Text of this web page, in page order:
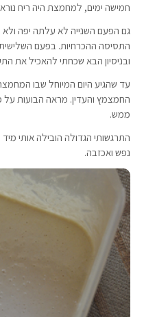
חמישה ימים, למחמצת היה ריח
גם הפעם השנייה לא עלתה יפה
התסיסה ההכרחיות. בפעם
ובניסיון הבא שכחתי להאכיל את
עד שהגיע היום המיוחל שבו
החמצמץ והעדין. מראה הבועות על
ממש.
התרגשותי הגדולה הובילה אותי
נפש ואכזבה.